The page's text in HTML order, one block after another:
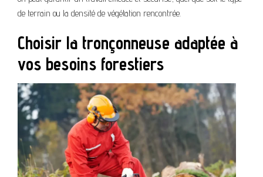
de terrain ou la densité de végétation rencontrée.
Choisir la tronçonneuse adaptée à
vos besoins forestiers